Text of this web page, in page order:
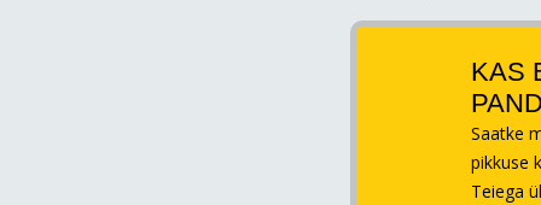
KAS
Saatke
pikkuse
Teiega